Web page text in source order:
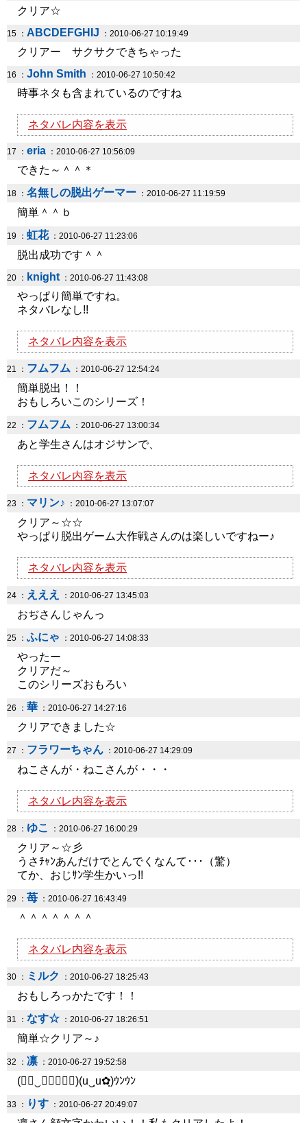
クリア☆
15 ： ABCDEFGHIJ ：2010-06-27 10:19:49
クリアー サクサクできちゃった
16 ： John Smith ：2010-06-27 10:50:42
時事ネタも含まれているのですね
ネタバレ内容を表示
17 ： eria ：2010-06-27 10:56:09
できた～＾＾＊
18 ： 名無しの脱出ゲーマー ：2010-06-27 11:19:59
簡単＾＾ｂ
19 ： 虹花：2010-06-27 11:23:06
脱出成功です＾＾
20 ： knight：2010-06-27 11:43:08
やっぱり簡単ですね。
ネタバレなし!!
ネタバレ内容を表示
21 ： フムフム ：2010-06-27 12:54:24
簡単脱出！！
おもしろいこのシリーズ！
22 ： フムフム ：2010-06-27 13:00:34
あと学生さんはオジサンで、
ネタバレ内容を表示
23 ： マリン♪ ：2010-06-27 13:07:07
クリア～☆☆
やっぱり脱出ゲーム大作戦さんのは楽しいですねー♪
ネタバレ内容を表示
24 ： えええ ：2010-06-27 13:45:03
おぢさんじゃんっ
25 ： ふにゃ ：2010-06-27 14:08:33
やったー
クリアだ～
このシリーズおもろい
26 ： 華 ：2010-06-27 14:27:16
クリアできました☆
27 ： フラワーちゃん ：2010-06-27 14:29:09
ねこさんが・ねこさんが・・・
ネタバレ内容を表示
28 ： ゆこ ：2010-06-27 16:00:29
クリア～☆彡
うさﾁｬﾝあんだけでとんでくなんて･･･（驚）
てか、おじｻﾝ学生かいっ!!
29 ： 苺 ：2010-06-27 16:43:49
＾＾＾＾＾＾＾
ネタバレ内容を表示
30 ： ミルク ：2010-06-27 18:25:43
おもしろっかたです！！
31 ： なす☆ ：2010-06-27 18:26:51
簡単☆クリア～♪
32 ： 凛 ：2010-06-27 19:52:58
(◕ฺ‿ฺ◕ฺ✿ฺ)(u‿ฺu✿ฺ)ｳﾝｳﾝ
33 ： りす ：2010-06-27 20:49:07